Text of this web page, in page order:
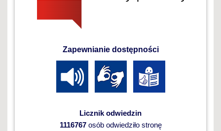
Zapewnianie dostępności
Licznik odwiedzin
1116767osób odwiedziło stronę